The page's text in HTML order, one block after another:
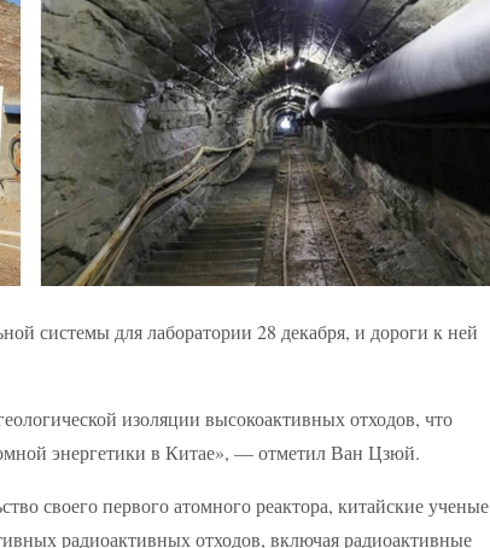
системы для лаборатории 28 декабря, и дороги к ней
изоляции высокоактивных отходов, что
энергетики в Китае», — отметил Ван Цзюй.
своего первого атомного реактора, китайские ученые
радиоактивных отходов, включая радиоактивные